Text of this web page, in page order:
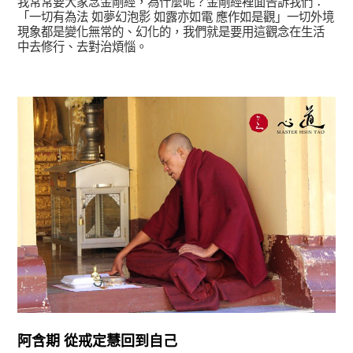
「一切有為法 如夢幻泡影 如露亦如電 應作如是觀」一切外境
現象都是變化無常的、幻化的，我們就是要用這觀念在生活
中去修行、去對治煩惱。
阿含期 從戒定慧回到自己
宗師教育觀